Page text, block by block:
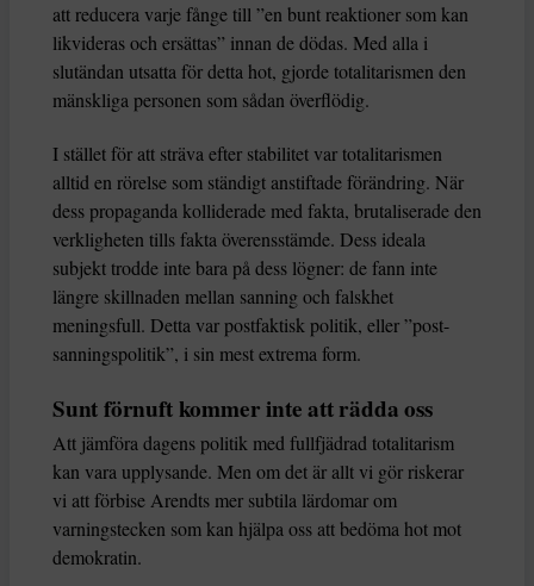
att reducera varje fånge till ”en bunt reaktioner som kan
likvideras och ersättas” innan de dödas. Med alla i
slutändan utsatta för detta hot, gjorde totalitarismen den
mänskliga personen som sådan överflödig.
I stället för att sträva efter stabilitet var totalitarismen
alltid en rörelse som ständigt anstiftade förändring. När
dess propaganda kolliderade med fakta, brutaliserade den
verkligheten tills fakta överensstämde. Dess ideala
subjekt trodde inte bara på dess lögner: de fann inte
längre skillnaden mellan sanning och falskhet
meningsfull. Detta var postfaktisk politik, eller ”post-
sanningspolitik”, i sin mest extrema form.
Sunt förnuft kommer inte att rädda oss
Att jämföra dagens politik med fullfjädrad totalitarism
kan vara upplysande. Men om det är allt vi gör riskerar
vi att förbise Arendts mer subtila lärdomar om
varningstecken som kan hjälpa oss att bedöma hot mot
demokratin.